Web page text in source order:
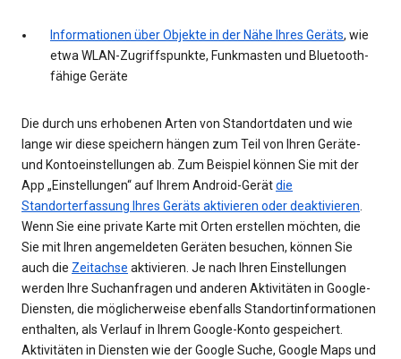
Informationen über Objekte in der Nähe Ihres Geräts, wie
etwa WLAN-Zugriffspunkte, Funkmasten und Bluetooth-
fähige Geräte
Die durch uns erhobenen Arten von Standortdaten und wie
lange wir diese speichern hängen zum Teil von Ihren Geräte-
und Kontoeinstellungen ab. Zum Beispiel können Sie mit der
App „Einstellungen“ auf Ihrem Android-Gerätdie
Standorterfassung Ihres Geräts aktivieren oder deaktivieren
Wenn Sie eine private Karte mit Orten erstellen möchten, die
Sie mit Ihren angemeldeten Geräten besuchen, können Sie
auch die Zeitachse aktivieren. Je nach Ihren Einstellungen
werden Ihre Suchanfragen und anderen Aktivitäten in Google-
Diensten, die möglicherweise ebenfalls Standortinformationen
enthalten, als Verlauf in Ihrem Google-Konto gespeichert.
Aktivitäten in Diensten wie der Google Suche, Google Maps und